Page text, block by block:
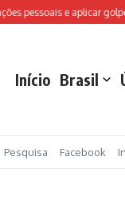
pessoais e aplicar golpes
Início Brasil
Pesquisa Facebook